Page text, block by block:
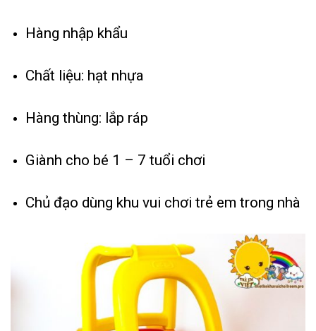
Hàng nhập khẩu
Chất liệu: hạt nhựa
Hàng thùng: lắp ráp
Giành cho bé 1 – 7 tuổi chơi
Chủ đạo dùng khu vui chơi trẻ em trong nhà